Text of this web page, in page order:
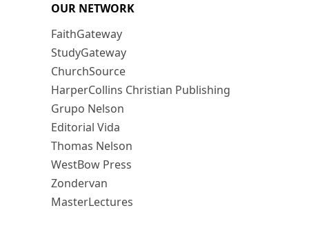
OUR NETWORK
FaithGateway
StudyGateway
ChurchSource
HarperCollins Christian Publishing
Grupo Nelson
Editorial Vida
Thomas Nelson
WestBow Press
Zondervan
MasterLectures